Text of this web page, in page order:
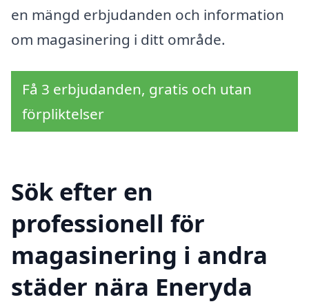
en mängd erbjudanden och information
om magasinering i ditt område.
Få 3 erbjudanden, gratis och utan
förpliktelser
Sök efter en
professionell för
magasinering i andra
städer nära Eneryda